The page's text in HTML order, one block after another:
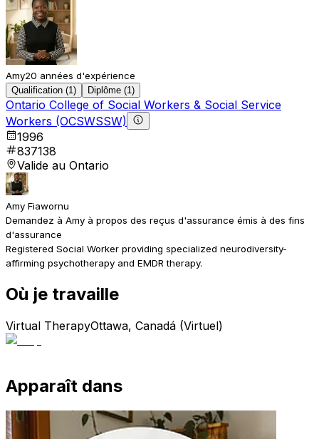
Amy20 années d'expérience
Qualification (1) Diplôme (1)
Ontario College of Social Workers & Social Service
Workers (OCSWSSW)
1996
837138
Valide au Ontario
Amy Fiawornu
Demandez à Amy à propos des reçus d'assurance émis à des fins
d'assurance
Registered Social Worker providing specialized neurodiversity-
affirming psychotherapy and EMDR therapy.
Où je travaille
Virtual TherapyOttawa, Canadá (Virtuel)
Apparaît dans